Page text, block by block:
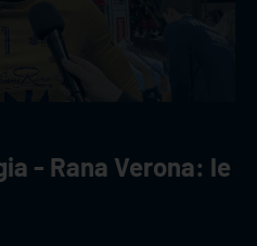
- Rana Verona: le